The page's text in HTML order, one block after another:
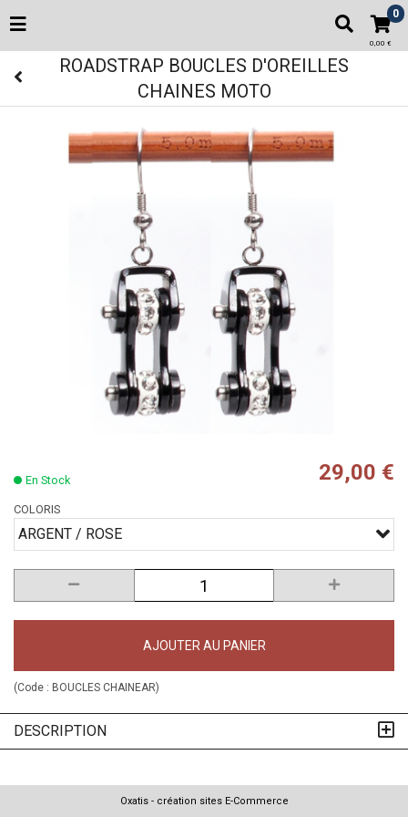
0
0,00 €
ROADSTRAP BOUCLES D'OREILLES
CHAINES MOTO
En Stock 29,00 €
COLORIS
ARGENT / ROSE
AJOUTER AU PANIER
(Code : BOUCLES CHAINEAR)
DESCRIPTION
Oxatis - création sites E-Commerce